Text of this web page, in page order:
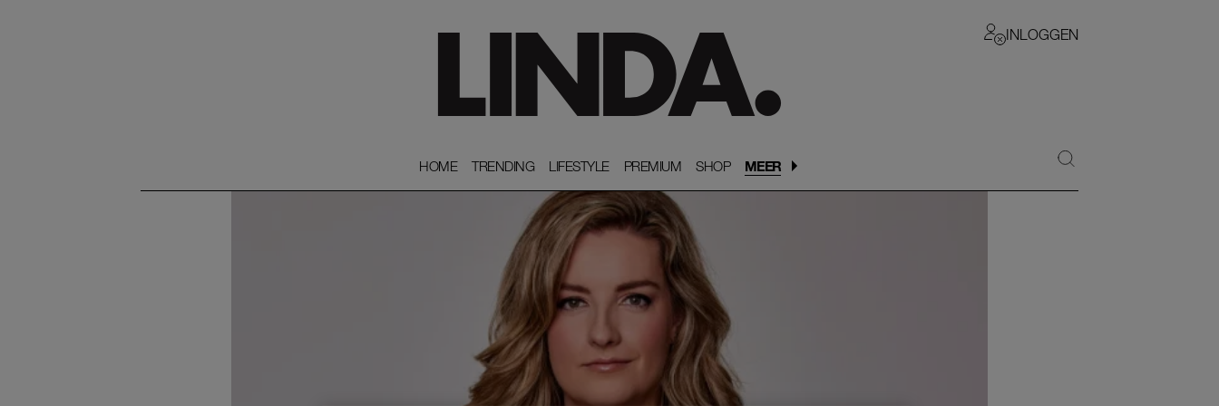
INLOGGEN
HOME
HOME TRENDING
TRENDING LIFESTYLE
LIFESTYLE PREMIUM
PREMIUM SHOP
SHOP MEER